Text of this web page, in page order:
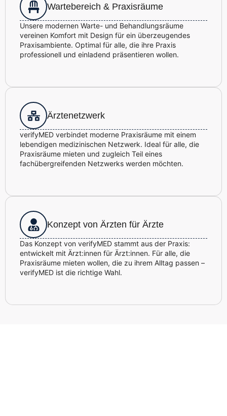
Wartebereich & Praxisräume
Unsere modernen Warte- und Behandlungsräume
vereinen Komfort mit Design für ein überzeugendes
Praxisambiente. Optimal für alle, die ihre Praxis
professionell und einladend präsentieren wollen.
Ärztenetzwerk
verifyMED verbindet moderne Praxisräume mit einem
lebendigen medizinischen Netzwerk. Ideal für alle, die
Praxisräume mieten und zugleich Teil eines
fachübergreifenden Netzwerks werden möchten.
Konzept von Ärzten für Ärzte
Das Konzept von verifyMED stammt aus der Praxis:
entwickelt mit Ärzt:innen für Ärzt:innen. Für alle, die
Praxisräume mieten wollen, die zu ihrem Alltag passen –
verifyMED ist die richtige Wahl.